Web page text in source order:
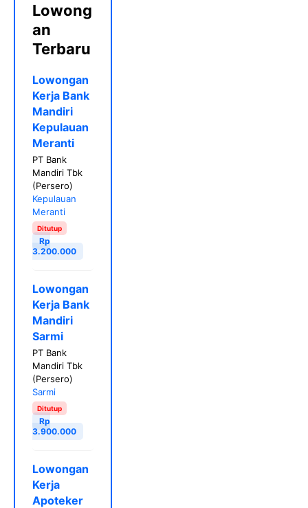
Lowong
an
Terbaru
Lowongan
Kerja Bank
Mandiri
Kepulauan
Meranti
PT Bank
Mandiri Tbk
(Persero)
Kepulauan
Meranti
Ditutup
Rp
3.200.000
Lowongan
Kerja Bank
Mandiri
Sarmi
PT Bank
Mandiri Tbk
(Persero)
Sarmi
Ditutup
Rp
3.900.000
Lowongan
Kerja
Apoteker